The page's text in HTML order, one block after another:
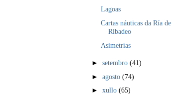
Lagoas
Cartas náuticas da Ría de
Ribadeo
Asimetrías
►setembro(41)
►agosto(74)
►xullo(65)